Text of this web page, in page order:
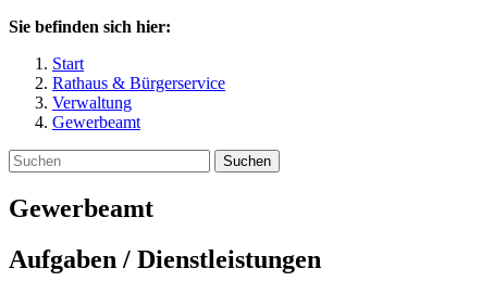
Sie befinden sich hier:
Start
Rathaus & Bürgerservice
Verwaltung
Gewerbeamt
Suchen
Gewerbeamt
Aufgaben / Dienstleistungen